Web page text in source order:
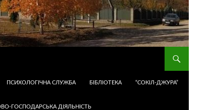
ПСИХОЛОГІЧНА СЛУЖБА БІБЛІОТЕКА “СОКІЛ-ДЖУРА”
ГОСПОДАРСЬКА ДІЯЛЬНІСТЬ